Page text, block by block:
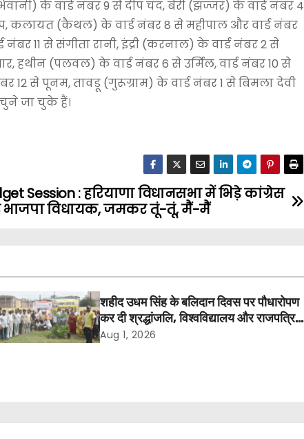
के वार्ड नंबर 9 से दीप चंद, बेरी (झज्जर) के वार्ड नंबर 4
कलायत (कैथल) के वार्ड नंबर 8 से महीपाल और वार्ड नंबर
11 से संगीता रानी, इंद्री (करनाल) के वार्ड नंबर 2 से
हथीन (पलवल) के वार्ड नंबर 6 से उर्मिल, वार्ड नंबर 10 से
12 से पूनम, तावडू (गुरूग्राम) के वार्ड नंबर 1 से बिमला देवी
चुने जा चुके हैं।
Session : हरियाणा विधानसभा में भिड़े कांग्रेस
विधायक, जमकर तूं-तूं, मैं-मैं
शहीद उधम सिंह के बलिदान दिवस पर पौधारोपण
कर दी श्रद्धांजलि, विश्वविद्यालय और राजपत्रित
अवकाश बहाल करने की उठी मांग
Aug 1, 2026